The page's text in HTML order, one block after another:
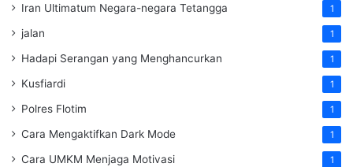
Iran Ultimatum Negara-negara Tetangga 1
jalan 1
Hadapi Serangan yang Menghancurkan 1
Kusfiardi 1
Polres Flotim 1
Cara Mengaktifkan Dark Mode 1
Cara UMKM Menjaga Motivasi 1